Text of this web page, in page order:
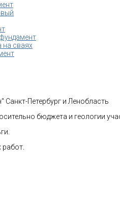
сваях
Петербург и Ленобласть
бюджета и геологии